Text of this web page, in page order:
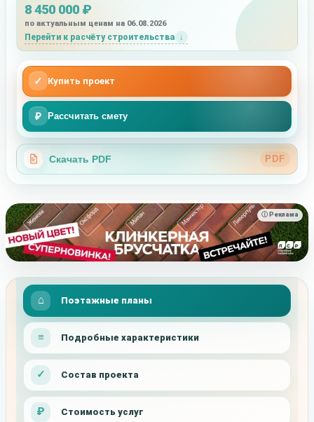
8 450 000 ₽
по актуальным ценам на 06.08.2026
Перейти к расчёту строительства
✓ Купить проект
₽ Рассчитать смету
Скачать PDF PDF
ⓘ Реклама
Поэтажные планы
Подробные характеристики
Состав проекта
Стоимость услуг